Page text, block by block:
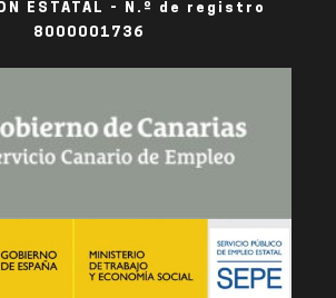
ESTATAL - N.º de registro
8000001736